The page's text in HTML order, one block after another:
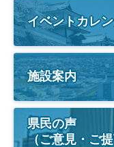
イベントカレ
施設案内
県民の声
（ご意見・ご提